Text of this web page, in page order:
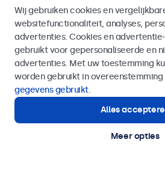
Buitenmaat: 481 x 294 x 45 mm
€ 569,00
€ 688,49 incl. btw
Bekijken
Verzenden
Of bel ons op
Hulp of advies nodig?
Direct contact met een specialist.
Wij gebruiken cookies en
websitefunctionaliteit, analyses,
advertenties. Cookies en advertentie-
gebruikt voor gepersonaliseerde en
advertenties. Met uw toestemming
worden gebruikt in
gegevens gebruikt.
Alles
Meer opties